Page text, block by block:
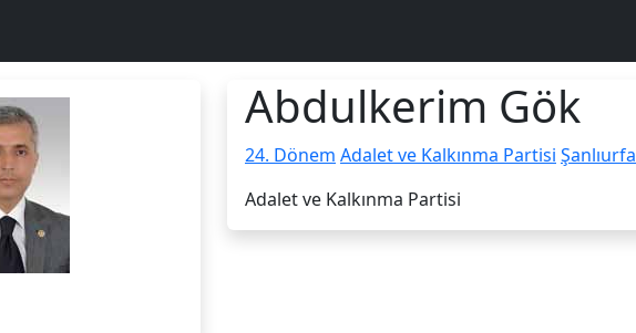
Abdulkerim Gök
24. Dönem Adalet ve Kalkınma Partisi Şanlıurfa
Adalet ve Kalkınma Partisi